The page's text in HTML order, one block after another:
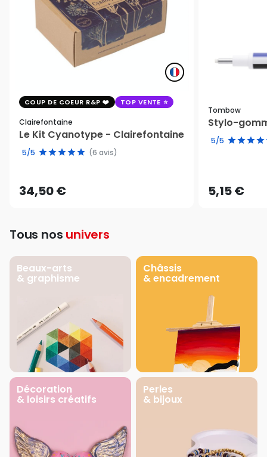
COUP DE COEUR R&P TOP VENTE
Clairefontaine
Le Kit Cyanotype - Clairefontaine
5/5 (6 avis)
34,50 €
Tombow
Stylo-
5/5
5,15 €
Tous nos univers
Beaux-arts
& graphisme
Châssis
& encadrement
Décoration
& loisirs créatifs
Perles
& bijoux